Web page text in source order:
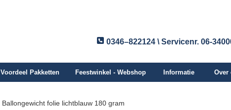
0346–822124 \ Servicenr. 06-
Voordeel Pakketten Feestwinkel - Webshop Informatie Over
Ballongewicht folie lichtblauw 180 gram